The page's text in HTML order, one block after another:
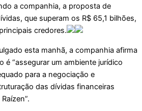
a companhia, a proposta de
que superam os R$ 65,1 bilhões,
credores.
esta manhã, a companhia afirma
é “assegurar um ambiente jurídico
para a negociação e
das dívidas financeiras